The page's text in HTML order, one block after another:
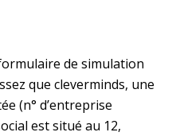
de simulation
que cleverminds, une
(n° d’entreprise
est situé au 12,